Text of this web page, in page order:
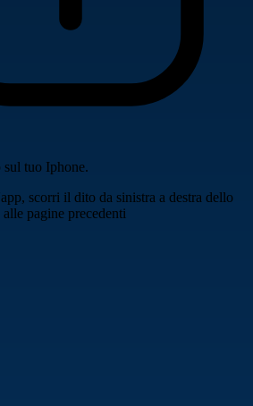
sul tuo Iphone.
scorri il dito da sinistra a destra dello
pagine precedenti